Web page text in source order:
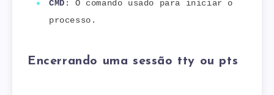
CMD : O comando usado para iniciar o
processo.
Encerrando uma sessão tty ou pts